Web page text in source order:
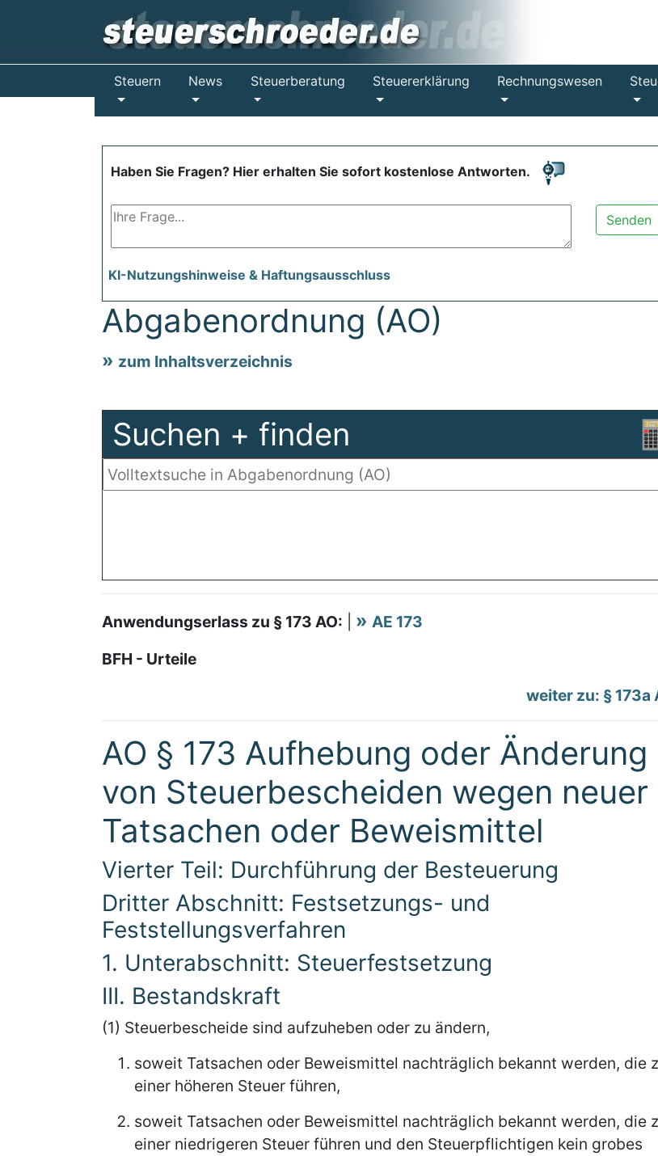
Steuern News Steuerberatung Steuererklärung Rechnungswesen
Haben Sie Fragen? Hier erhalten Sie sofort kostenlose Antworten.
Senden
KI-Nutzungshinweise & Haftungsausschluss
Abgabenordnung (AO)
zum Inhaltsverzeichnis
Suchen + finden
Anwendungserlass zu § 173 AO:
AE 173
BFH - Urteile
weiter zu: § 173a
AO § 173 Aufhebung oder Änderung
von Steuerbescheiden wegen neuer
Tatsachen oder Beweismittel
Vierter Teil: Durchführung der Besteuerung
Dritter Abschnitt: Festsetzungs- und
Feststellungsverfahren
1. Unterabschnitt: Steuerfestsetzung
III. Bestandskraft
(1) Steuerbescheide sind aufzuheben oder zu ändern,
soweit Tatsachen oder Beweismittel nachträglich bekannt werden, die
einer höheren Steuer führen,
soweit Tatsachen oder Beweismittel nachträglich bekannt werden, die
einer niedrigeren Steuer führen und den Steuerpflichtigen kein grobes